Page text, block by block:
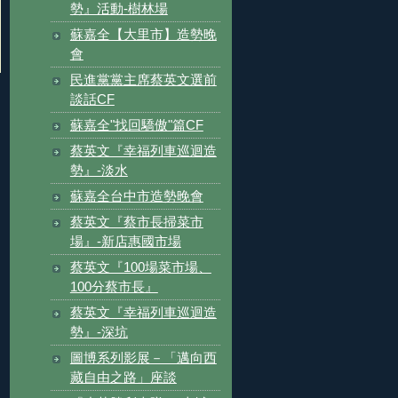
勢』活動-樹林場
蘇嘉全【大里市】造勢晚
會
民進黨黨主席蔡英文選前
談話CF
蘇嘉全"找回驕傲"篇CF
蔡英文『幸福列車巡迴造
勢』-淡水
蘇嘉全台中市造勢晚會
蔡英文『蔡市長掃菜市
場』-新店惠國市場
蔡英文『100場菜市場、
100分蔡市長』
蔡英文『幸福列車巡迴造
勢』-深坑
圖博系列影展－「邁向西
藏自由之路」座談